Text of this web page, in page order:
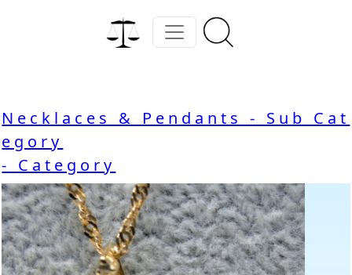
Necklaces & Pendants - Sub Cat
egory
- Category